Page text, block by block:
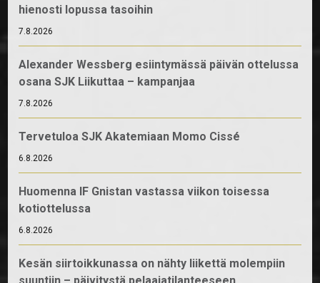
hienosti lopussa tasoihin
7.8.2026
Alexander Wessberg esiintymässä päivän ottelussa
osana SJK Liikuttaa – kampanjaa
7.8.2026
Tervetuloa SJK Akatemiaan Momo Cissé
6.8.2026
Huomenna IF Gnistan vastassa viikon toisessa
kotiottelussa
6.8.2026
Kesän siirtoikkunassa on nähty liikettä molempiin
suuntiin – päivitystä pelaajatilanteeseen